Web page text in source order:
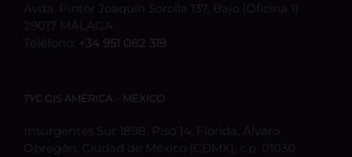
Avda. Pintor Joaquín Sorolla 137, Bajo (Oficina 1)
29017 MÁLAGA
Teléfono: +34 951 082 319
TYC GIS AMÉRICA – MÉXICO
Insurgentes Sur 1898, Piso 14, Florida, Álvaro
Obregón, Ciudad de México (CDMX), c.p. 01030